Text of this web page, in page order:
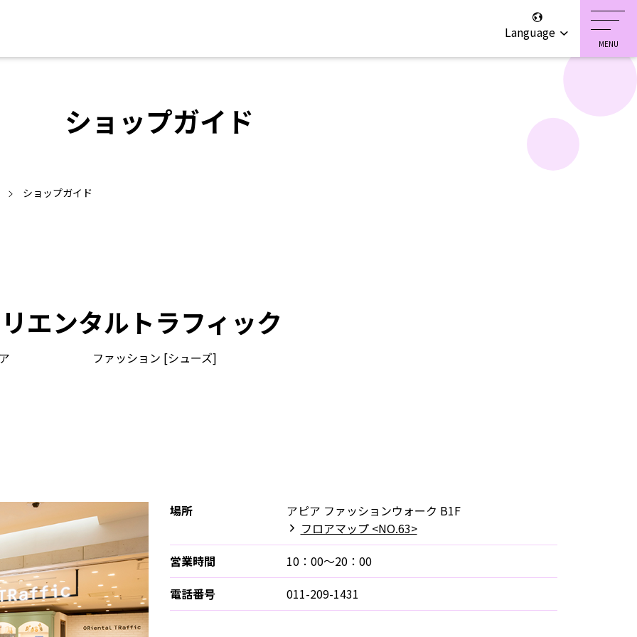
Language
ショップガイド
ショップガイド
エンタルトラフィック
ファッション [シューズ]
場所
アピア ファッションウォーク B1F
フロアマップ <NO.63>
営業時間
10：00～20：00
電話番号
011-209-1431